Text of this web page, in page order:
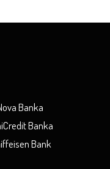
Banka
Banka
Bank